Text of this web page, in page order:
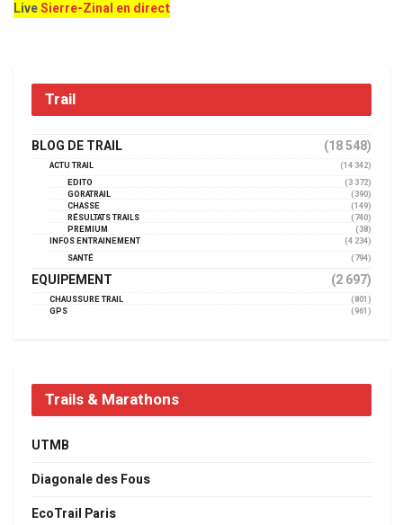
LiveSierre-Zinal en direct
Trail
BLOG DE TRAIL (18 548)
ACTU TRAIL
(14 342)
EDITO
(3 372)
GORATRAIL
(390)
CHASSE
(149)
RÉSULTATS TRAILS
(740)
PREMIUM
(38)
INFOS ENTRAINEMENT
(4 234)
SANTÉ
(794)
EQUIPEMENT (2 697)
CHAUSSURE TRAIL
(801)
GPS
(961)
Trails & Marathons
UTMB
Diagonale des Fous
EcoTrail Paris